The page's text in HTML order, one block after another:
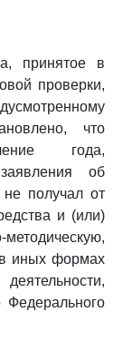
принятое в
проверки,
что
года,
об
не получал от
и (или)
иных формах